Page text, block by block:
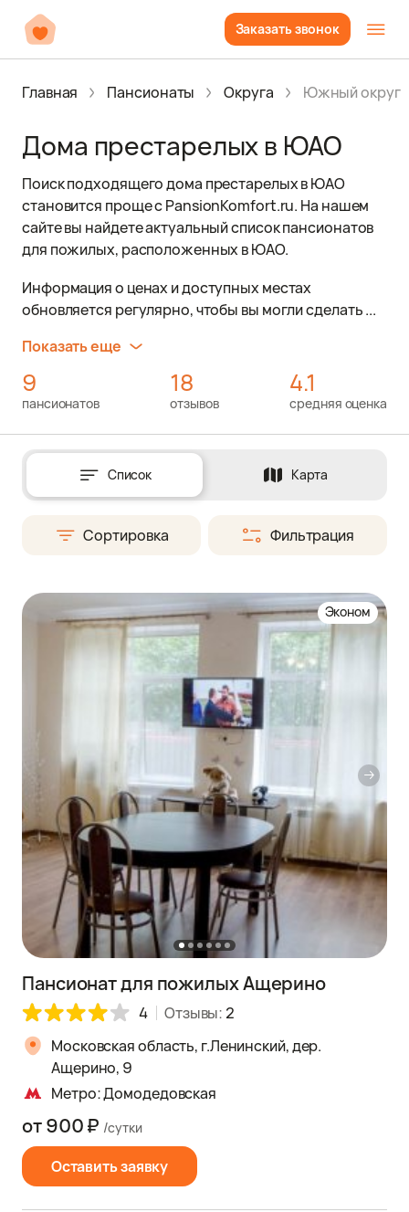
Заказать звонок
Главная Пансионаты Округа Южный округ
Дома престарелых в ЮАО
Поиск подходящего дома престарелых в ЮАО
становится проще с PansionKomfort.ru. На нашем
сайте вы найдете актуальный список пансионатов
для пожилых, расположенных в ЮАО.
Информация о ценах и доступных местах
обновляется регулярно, чтобы вы могли сделать ...
Показать еще
9
пансионатов
18
отзывов
4.1
средняя оценка
Сортировка Фильтрация
Список Карта
Эконом
Пансионат для пожилых Ащерино
4 Отзывы: 2
Московская область, г.Ленинский, дер.
Ащерино, 9
Метро: Домодедовская
Оставить заявку
от 900 ₽ /сутки